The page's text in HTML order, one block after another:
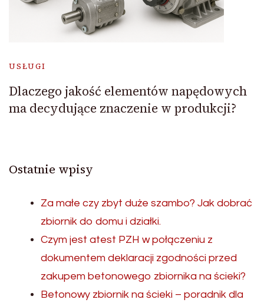
USŁUGI
Dlaczego jakość elementów napędowych
ma decydujące znaczenie w produkcji?
Ostatnie wpisy
Za małe czy zbyt duże szambo? Jak dobrać
zbiornik do domu i działki.
Czym jest atest PZH w połączeniu z
dokumentem deklaracji zgodności przed
zakupem betonowego zbiornika na ścieki?
Betonowy zbiornik na ścieki – poradnik dla